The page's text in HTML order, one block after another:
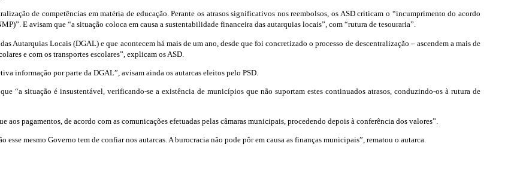
de competências em matéria de educação. Perante os atrasos significativos nos reembolsos, os ASD criticam o “incumprimento do acordo
E avisam que “a situação coloca em causa a sustentabilidade financeira das autarquias locais”, com “rutura de tesouraria”.
Autarquias Locais (DGAL) e que acontecem há mais de um ano, desde que foi concretizado o processo de descentralização – ascendem a mais de
e com os transportes escolares”, explicam os ASD.
informação por parte da DGAL”, avisam ainda os autarcas eleitos pelo PSD.
“a situação é insustentável, verificando-se a existência de municípios que não suportam estes continuados atrasos, conduzindo-os à rutura de
pagamentos, de acordo com as comunicações efetuadas pelas câmaras municipais, procedendo depois à conferência dos valores”.
mesmo Governo tem de confiar nos autarcas. A burocracia não pode pôr em causa as finanças municipais”, rematou o autarca.